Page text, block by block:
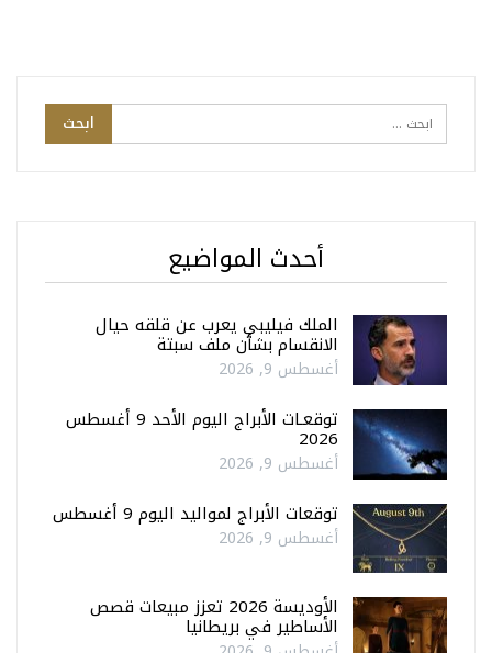
أحدث المواضيع
الملك فيليبي يعرب عن قلقه حيال
الانقسام بشأن ملف سبتة
أغسطس 9, 2026
توقعـات الأبراج اليوم الأحد 9 أغسطس
2026
أغسطس 9, 2026
توقعات الأبراج لمواليد اليوم 9 أغسطس
أغسطس 9, 2026
الأوديسة 2026 تعزز مبيعات قصص
الأساطير في بريطانيا